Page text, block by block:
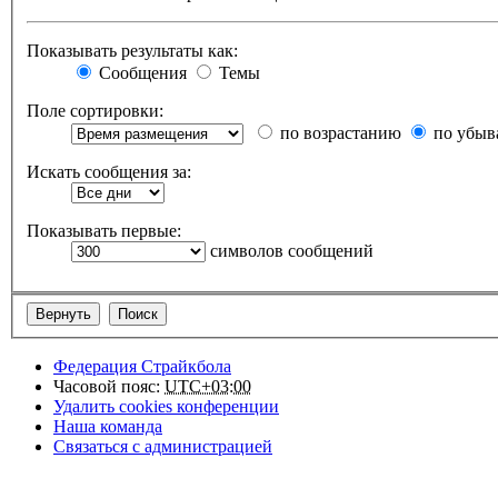
Показывать результаты как:
Сообщения
Темы
Поле сортировки:
по возрастанию
по
Искать сообщения за:
Показывать первые:
символов сообщений
Федерация Страйкбола
Часовой пояс: UTC+03:00
Удалить cookies конференции
Наша команда
Связаться с администрацией